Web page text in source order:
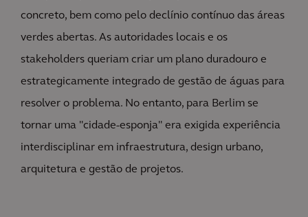
concreto, bem como pelo declínio contínuo das áreas
verdes abertas. As autoridades locais e os
stakeholders queriam criar um plano duradouro e
estrategicamente integrado de gestão de águas para
resolver o problema. No entanto, para Berlim se
tornar uma "cidade-esponja" era exigida experiência
interdisciplinar em infraestrutura, design urbano,
arquitetura e gestão de projetos.